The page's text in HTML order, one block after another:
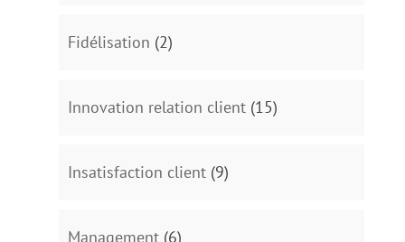
Fidélisation (2)
Innovation relation client(15)
Insatisfaction client(9)
Management(6)